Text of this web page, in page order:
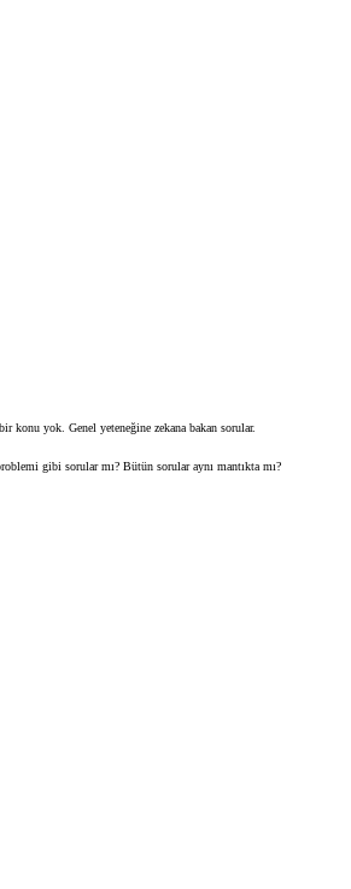
konu yok. Genel yeteneğine zekana bakan sorular.
gibi sorular mı? Bütün sorular aynı mantıkta mı?